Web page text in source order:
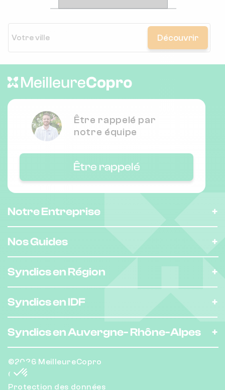
Découvrir
Être rappelé par
notre équipe
Être rappelé
Notre Entreprise
Nos Guides
Syndics en Région
Syndics en IDF
Syndics en Auvergne-Rhône-Alpes
©2026 MeilleureCopro
CGU
Protection des données